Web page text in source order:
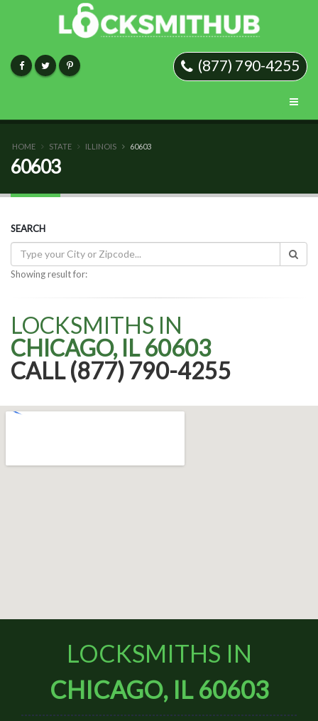
(877) 790-4255
HOME STATE ILLINOIS 60603
60603
SEARCH
Showing result for:
LOCKSMITHS IN
CHICAGO, IL 60603
CALL (877) 790-4255
LOCKSMITHS IN
CHICAGO, IL 60603